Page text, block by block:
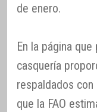
de enero.
En la página
casquería
respaldados
que la FAO